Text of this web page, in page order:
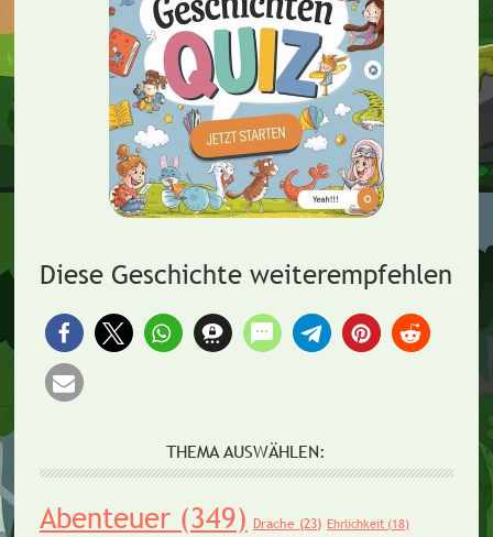
Diese Geschichte weiterempfehlen
THEMA AUSWÄHLEN:
Abenteuer(349) Drache (23) Ehrlichkeit(18)